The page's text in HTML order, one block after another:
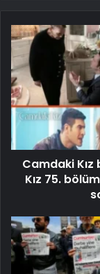
Camdaki
Kız 75.